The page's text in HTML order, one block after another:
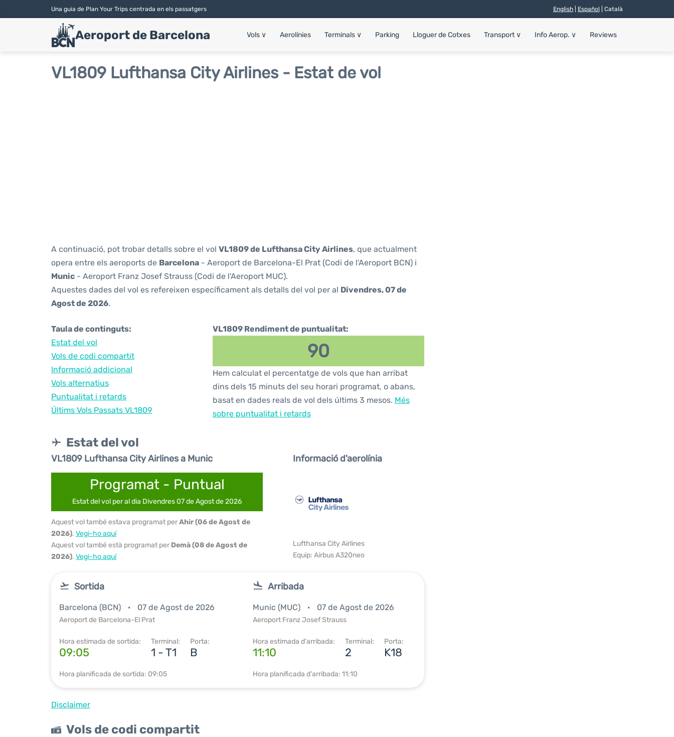
Una guia de Plan Your Trips centrada en els passatgers English Español | Català
Aeroport de Barcelona Vols ∨ Aerolínies Terminals ∨ Parking Lloguer de Cotxes Transport ∨ Info Aerop. ∨ Reviews
VL1809 Lufthansa City Airlines - Estat de vol
A continuació, pot trobar detalls sobre el vol VL1809 de Lufthansa City Airlines, que actualment
opera entre els aeroports de Barcelona - Aeroport de Barcelona-El Prat (Codi de l'Aeroport BCN) i
Munic - Aeroport Franz Josef Strauss (Codi de l'Aeroport MUC).
Aquestes dades del vol es refereixen específicament als detalls del vol per al Divendres, 07 de
Agost de 2026.
Taula de continguts:
Estat del vol
Vols de codi compartit
Informació addicional
Vols alternatius
Puntualitat i retards
Últims Vols Passats VL1809
VL1809 Rendiment de puntualitat:
90
Hem calculat el percentatge de vols que han arribat
dins dels 15 minuts del seu horari programat, o abans,
basat en dades reals de vol dels últims 3 mesos. Més
sobre puntualitat i retards
Estat del vol
VL1809 Lufthansa City Airlines a Munic
Programat - Puntual
Estat del vol per al dia Divendres 07 de Agost de 2026
Aquest vol també estava programat perAhir (06 de Agost de
2026). Vegi-ho aquí
Aquest vol també està programat per Demà (08 de Agost de
2026). Vegi-ho aquí
Informació d'aerolínia
Lufthansa City Airlines
Equip: Airbus A320neo
Sortida
Barcelona (BCN) 07 de Agost de 2026
Aeroport de Barcelona-El Prat
Hora estimada de sortida:
09:05
Terminal:
1 - T1
Porta:
B
Hora planificada de sortida: 09:05
Arribada
Munic (MUC) 07 de Agost de 2026
Aeroport Franz Josef Strauss
Hora estimada d'arribada:
11:10
Terminal:
2
Porta:
K18
Hora planificada d'arribada: 11:10
Disclaimer
Vols de codi compartit